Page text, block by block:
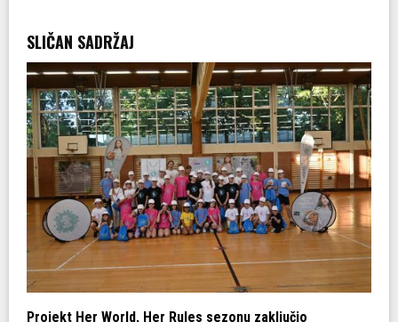
SLIČAN SADRŽAJ
Projekt Her World, Her Rules sezonu zaključio